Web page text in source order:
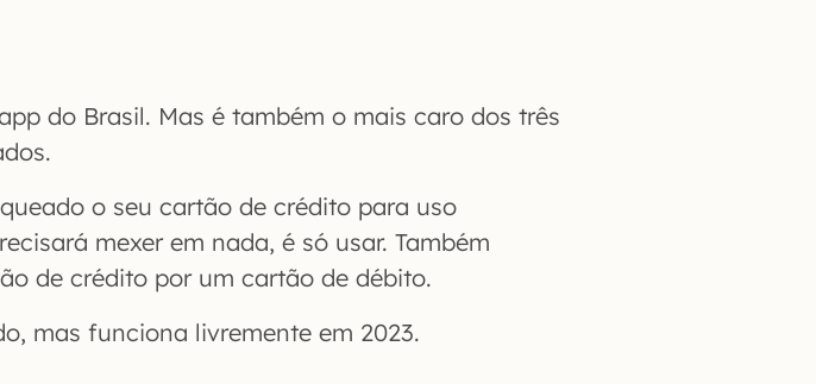
do Brasil. Mas é também o mais caro dos três
o seu cartão de crédito para uso
mexer em nada, é só usar. Também
de crédito por um cartão de débito.
mas funciona livremente em 2023.